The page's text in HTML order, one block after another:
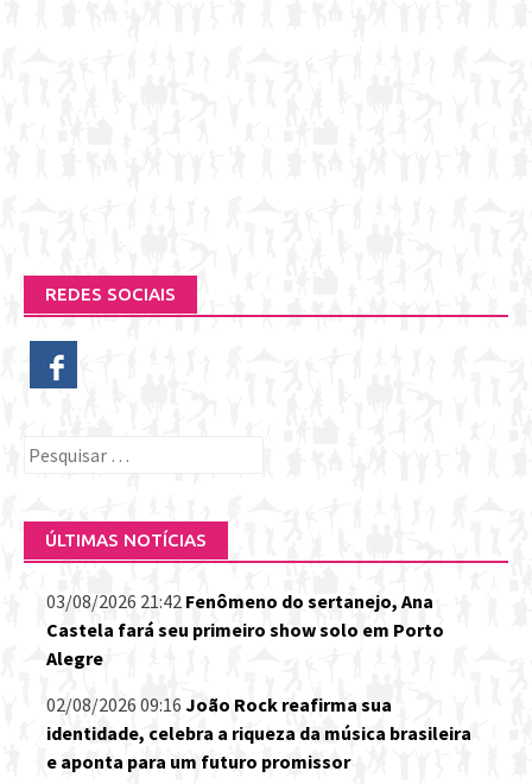
REDES SOCIAIS
Pesquisar
ÚLTIMAS NOTÍCIAS
03/08/2026 21:42 Fenômeno do sertanejo, Ana
Castela fará seu primeiro show solo em Porto
Alegre
02/08/2026 09:16 João Rock reafirma sua
identidade, celebra a riqueza da música brasileira
e aponta para um futuro promissor